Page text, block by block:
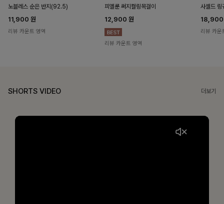
노블레스 순은 반지(92.5)
11,900 원
리뷰 카운트 영역
피엘룬 써지컬링목걸이
12,900 원
리뷰 카운트 영역
사셀드 링
리뷰 카운
SHORTS VIDEO 더보기